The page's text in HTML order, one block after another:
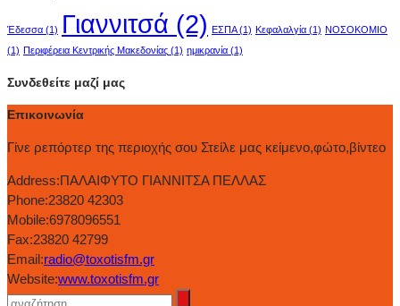
Έδεσσα (1) Γιαννιτσά (2) ΕΣΠΑ(1) Κεφαλαλγία (1) ΝΟΣΟΚΟΜΙΟ
(1) Περιφέρεια Κεντρικής Μακεδονίας (1) ημικρανία (1)
Συνδεθείτε μαζί μας
Επικοινωνία
Γίνε ρεπόρτερ της περιοχής σου Στείλε μας κείμενο,φώτο,βίντεο
Address:ΠΑΛΑΙΦΥΤΟ ΓΙΑΝΝΙΤΣΑ ΠΕΛΛΑΣ
Phone:23820 42303
Mobile:6978096551
Fax:23820 42799
Email:radio@toxotisfm.gr
Website:www.toxotisfm.gr